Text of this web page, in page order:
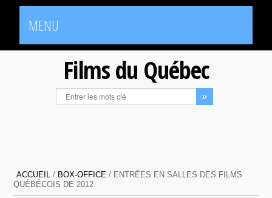
MENU
Films du Québec
ACCUEIL / BOX-OFFICE / ENTRÉES EN SALLES DES FILMS
QUÉBÉCOIS DE 2012